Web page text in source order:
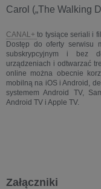
Carol („The Walking
CANAL+to tysiące seriali i
Dostęp do oferty serwisu
subskrypcyjnym i bez
urządzeniach i odtwarzać
online można obecnie
mobilną na iOS i Android,
systemem Android TV,
Android TV i Apple TV.
Załączniki